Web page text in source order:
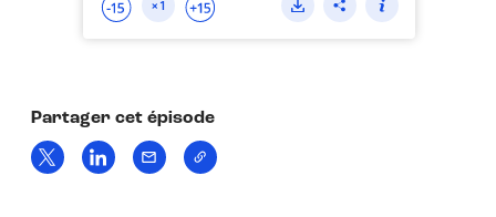
Partager cet épisode